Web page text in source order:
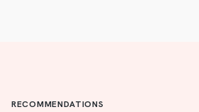
RECOMMENDATIONS